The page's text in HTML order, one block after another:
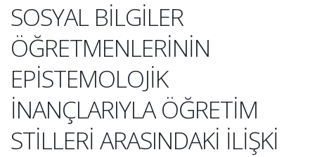
SOSYAL BİLGİLER
ÖĞRETMENLERİNİN
EPİSTEMOLOJİK
İNANÇLARIYLA ÖĞRETİM
STİLLERİ ARASINDAKİ İLİŞKİ